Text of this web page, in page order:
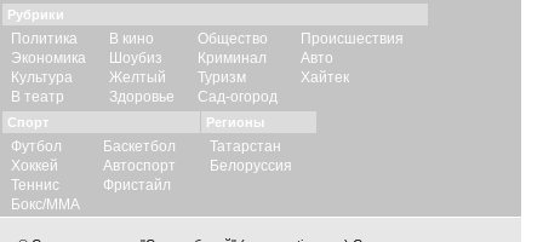
Рубрики
Политика
Экономика
Культура
В театр
В кино
Шоубиз
Желтый
Здоровье
Общество
Криминал
Туризм
Сад-огород
Происшествия
Авто
Хайтек
Спорт
Футбол
Хоккей
Теннис
Бокс/ММА
Баскетбол
Автоспорт
Фристайл
Регионы
Татарстан
Белоруссия